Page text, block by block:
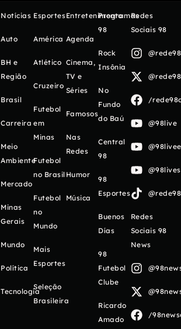
Notícias
Auto
BH e
Região
Brasil
Carreira
Meio
Ambiente
Mercado
Minas
Gerais
Mundo
Política
Tecnologia
Esportes
América
Atlético
Cruzeiro
Futebol
em
Minas
Futebol
no Brasil
Futebol
no
Mundo
Mais
Esportes
Seleção
Brasileira
Entretenimento
Agenda
Cinema,
TV e
Séries
Famosos
Nas
Redes
Humor
Música
Programas
98
Rock
Insônia
No
Fundo
do Baú
Central
98
98
Esportes
Buenos
Días
98
Futebol
Clube
Ricardo
Amado
Redes
Sociais 98
/
@98live
Redes
Sociais 98
News
/